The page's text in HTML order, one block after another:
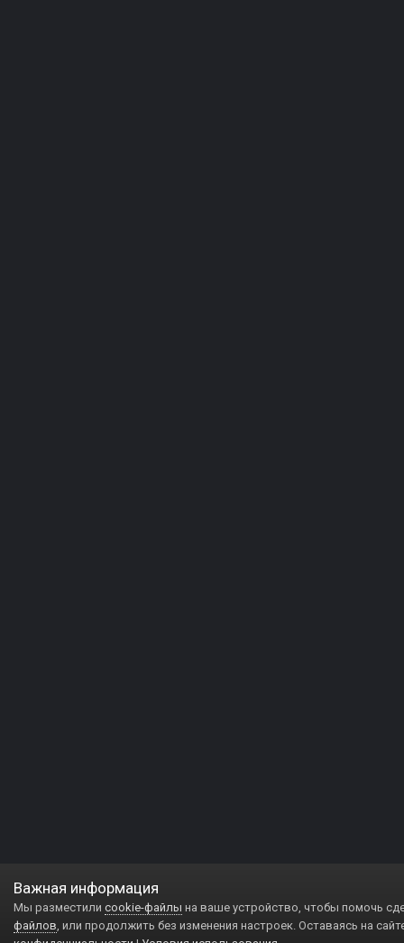
Важная информация
Мы разместили cookie-файлы на ваше устройство, чтобы помочь
файлов, или продолжить без изменения настроек. Оставаясь на